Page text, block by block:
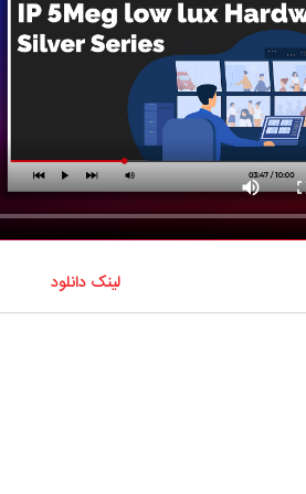
لینک دانلود